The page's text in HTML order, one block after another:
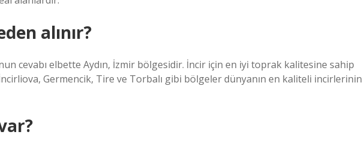
alınır?
cevabı elbette Aydın, İzmir bölgesidir. İncir için en iyi toprak kalitesine sahip
Germencik, Tire ve Torbalı gibi bölgeler dünyanın en kaliteli incirlerinin